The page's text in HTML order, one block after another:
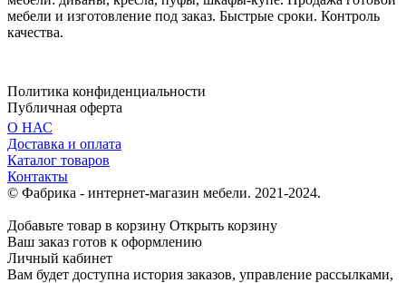
мебели и изготовление под заказ. Быстрые сроки. Контроль
качества.
Политика конфиденциальности
Публичная оферта
О НАС
Доставка и оплата
Каталог товаров
Контакты
© Фабрика - интернет-магазин мебели. 2021-2024.
Добавьте товар в корзину Открыть корзину
Ваш заказ готов к оформлению
Личный кабинет
Вам будет доступна история заказов, управление рассылками,